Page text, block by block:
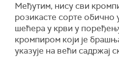
Међутим, нису сви
розикасте сорте обично
шећера у крви у
кромпиром који је
указује на већи садржај